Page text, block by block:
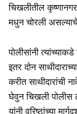
चिखलीतील कृष्णानगर
मधुन चोरली असल्याचे
पोलीसांनी
इतर दोन
करीत साथीदारांची
घेवुन चिखली पोलीस
यांनी वरिष्ठांच्या